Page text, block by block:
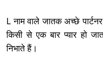
L नाम वाले जातक अच्छे
किसी से एक बार प्यार हो
निभाते हैं।